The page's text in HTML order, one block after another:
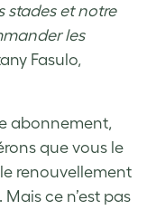
stades et notre
les
Fasulo,
abonnement,
que vous le
renouvellement
ce n’est pas